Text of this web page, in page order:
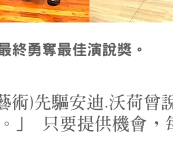
終勇奪最佳演說獎。
術)先驅安迪.沃荷曾
」 只要提供機會